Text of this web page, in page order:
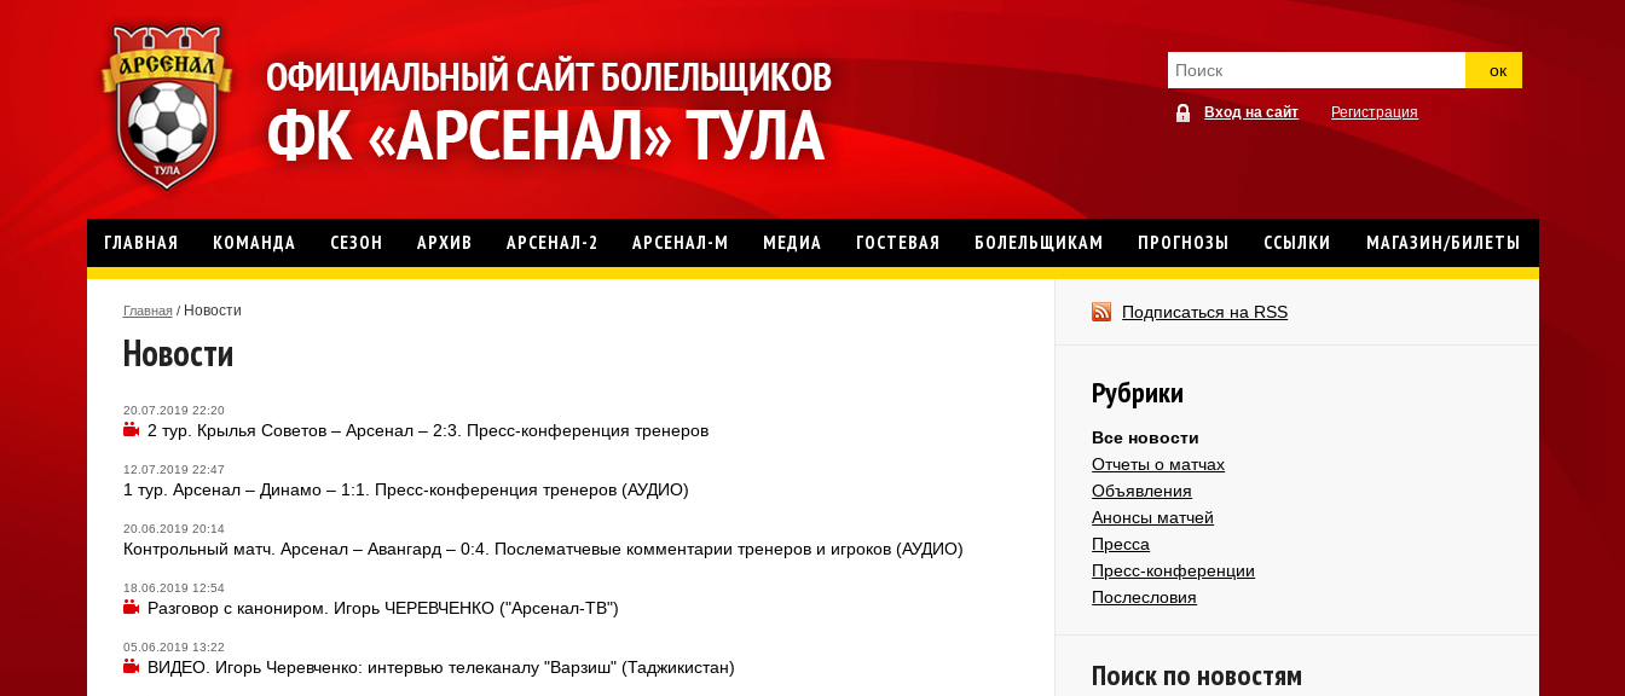
ок
Вход на сайт Регистрация
ГЛАВНАЯ КОМАНДА СЕЗОН АРХИВ АРСЕНАЛ-2 АРСЕНАЛ-М МЕДИА ГОСТЕВАЯ БОЛЕЛЬЩИКАМ ПРОГНОЗЫ ССЫЛКИ МАГАЗИН/БИЛЕТЫ
Главная /Новости
Новости
20.07.2019 22:20
2 тур. Крылья Советов – Арсенал – 2:3. Пресс-конференция тренеров
12.07.2019 22:47
1 тур. Арсенал – Динамо – 1:1. Пресс-конференция тренеров (АУДИО)
20.06.2019 20:14
Контрольный матч. Арсенал – Авангард – 0:4. Послематчевые комментарии тренеров и игроков (АУДИО)
18.06.2019 12:54
Разговор с канониром. Игорь ЧЕРЕВЧЕНКО ("Арсенал-ТВ")
05.06.2019 13:22
ВИДЕО. Игорь Черевченко: интервью телеканалу "Варзиш" (Таджикистан)
Подписаться на RSS
Рубрики
Все новости
Отчеты о матчах
Объявления
Анонсы матчей
Пресса
Пресс-конференции
Послесловия
Поиск по новостям